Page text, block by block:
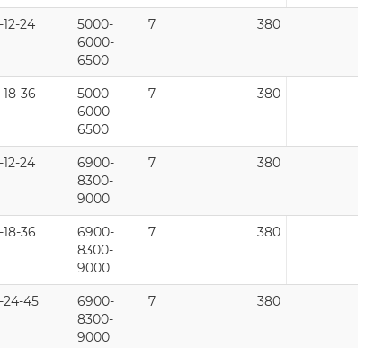
24
5000-
6000-
6500
7 380
36
5000-
6000-
6500
7 380
24
6900-
8300-
9000
7 380
36
6900-
8300-
9000
7 380
24-45
6900-
8300-
9000
7 380